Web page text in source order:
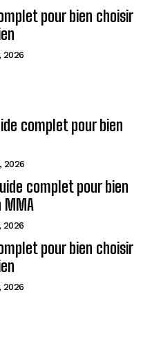
pour bien choisir
2026
complet pour bien
2026
complet pour bien
MMA
2026
pour bien choisir
2026